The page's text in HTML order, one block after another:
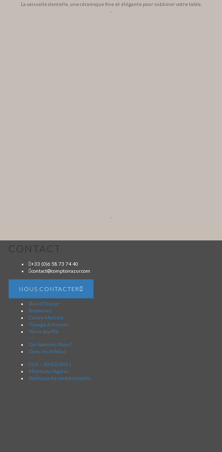
La vaisselle dentelle, une céramique fine et élégante pour sublimer votre table.
CONTACT
+33 (0)6 58 73 74 40
contact@comptoirazur.com
NOUS CONTACTER
Bois d’Olivier
Broderies
Cuivre Martelé
Tissage Artisanal
Verre Soufflé
Qui Sommes Nous?
Dans les médias
CGV – 20/02/2021
Mentions légales
Politique de confidentialité